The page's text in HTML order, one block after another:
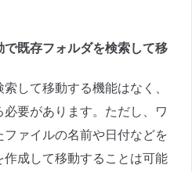
既存フォルダを検索して移
して移動する機能はなく、
要があります。ただし、ワ
ァイルの名前や日付などを
成して移動することは可能